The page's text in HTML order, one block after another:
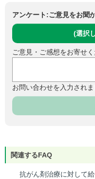
アンケート:ご意見をお聞
(選択
ご意見・ご感想をお寄せ
お問い合わせを入力され
関連するFAQ
抗がん剤治療に対して